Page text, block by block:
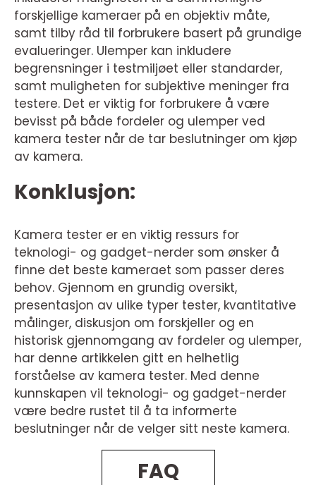
forskjellige kameraer på en objektiv måte,
samt tilby råd til forbrukere basert på grundige
evalueringer. Ulemper kan inkludere
begrensninger i testmiljøet eller standarder,
samt muligheten for subjektive meninger fra
testere. Det er viktig for forbrukere å være
bevisst på både fordeler og ulemper ved
kamera tester når de tar beslutninger om kjøp
av kamera.
Konklusjon:
Kamera tester er en viktig ressurs for
teknologi- og gadget-nerder som ønsker å
finne det beste kameraet som passer deres
behov. Gjennom en grundig oversikt,
presentasjon av ulike typer tester, kvantitative
målinger, diskusjon om forskjeller og en
historisk gjennomgang av fordeler og ulemper,
har denne artikkelen gitt en helhetlig
forståelse av kamera tester. Med denne
kunnskapen vil teknologi- og gadget-nerder
være bedre rustet til å ta informerte
beslutninger når de velger sitt neste kamera.
FAQ